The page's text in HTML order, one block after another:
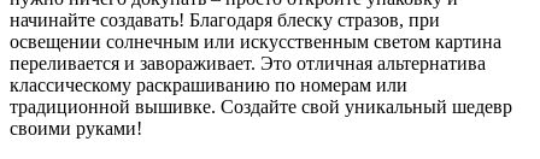
начинайте создавать! Благодаря блеску стразов, при
освещении солнечным или искусственным светом картина
переливается и завораживает. Это отличная альтернатива
классическому раскрашиванию по номерам или
традиционной вышивке. Создайте свой уникальный шедевр
своими руками!